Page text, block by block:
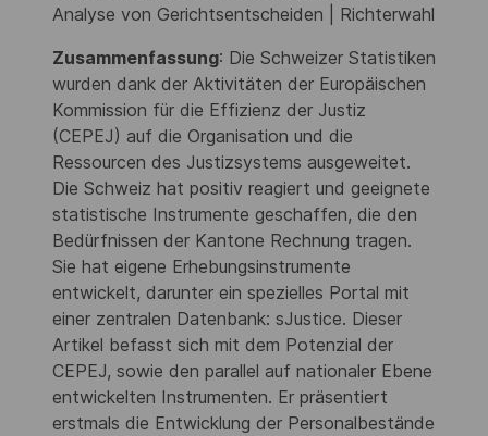
Analyse von Gerichtsentscheiden | Richterwahl
Zusammenfassung: Die Schweizer Statistiken
wurden dank der Aktivitäten der Europäischen
Kommission für die Effizienz der Justiz
(CEPEJ) auf die Organisation und die
Ressourcen des Justizsystems ausgeweitet.
Die Schweiz hat positiv reagiert und geeignete
statistische Instrumente geschaffen, die den
Bedürfnissen der Kantone Rechnung tragen.
Sie hat eigene Erhebungsinstrumente
entwickelt, darunter ein spezielles Portal mit
einer zentralen Datenbank: sJustice. Dieser
Artikel befasst sich mit dem Potenzial der
CEPEJ, sowie den parallel auf nationaler Ebene
entwickelten Instrumenten. Er präsentiert
erstmals die Entwicklung der Personalbestände